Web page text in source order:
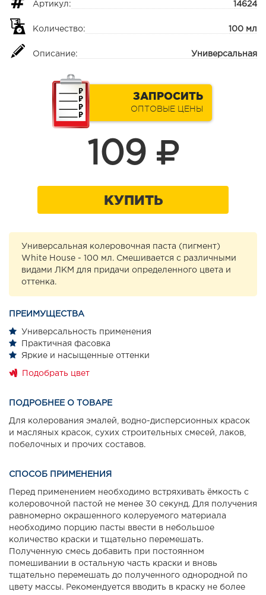
Артикул: 14624
Количество: 100 мл
Описание: Универсальная
ЗАПРОСИТЬ
ОПТОВЫЕ ЦЕНЫ
109
КУПИТЬ
Универсальная колеровочная паста (пигмент)
White House - 100 мл. Смешивается с различными
видами ЛКМ для придачи определенного цвета и
оттенка.
ПРЕИМУЩЕСТВА
Универсальность применения
Практичная фасовка
Яркие и насыщенные оттенки
Подобрать цвет
ПОДРОБНЕЕ О ТОВАРЕ
Для колерования эмалей, водно-дисперсионных красок
и масляных красок, сухих строительных смесей, лаков,
побелочных и прочих составов.
СПОСОБ ПРИМЕНЕНИЯ
Перед применением необходимо встряхивать ёмкость с
колеровочной пастой не менее 30 секунд. Для получения
равномерно окрашенного колеруемого материала
необходимо порцию пасты ввести в небольшое
количество краски и тщательно перемешать.
Полученную смесь добавить при постоянном
помешивании в остальную часть краски и вновь
тщательно перемешать до полученного однородной по
цвету массы. Рекомендуется вводить в краску не более